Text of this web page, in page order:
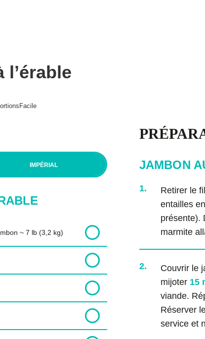
Articles
Facile
IMPÉRIAL
~ 7 lb (3,2 kg)
JAMBON
1.
Retirer le
entailles
présente).
marmite
2.
Couvrir le
mijoter 15
viande.
Réserver
service et
Conditions d’utilisation